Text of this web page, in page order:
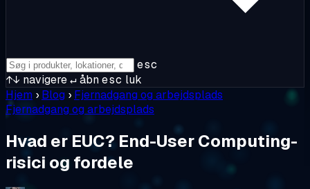
esc
↑↓ navigere↵åbnesc luk
Hjem › Blog › Fjernadgang og arbejdsplads
Fjernadgang og arbejdsplads
Hvad er EUC? End-User Computing-
risici og fordele